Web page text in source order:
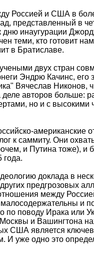
Россией и США в
представленный в
дню инаугурации
теми, кто готовит
в Братиславе.
двух стран
Эндрю Качинс, его
Вячеслав Никонов,
авторов больше:
но и с
американские
к саммиту. Они
и Путина тоже), и
года.
доклада в
предгрозовых
между
и
по поводу Ирака или
и Вашингтона
США является
И уже одно это